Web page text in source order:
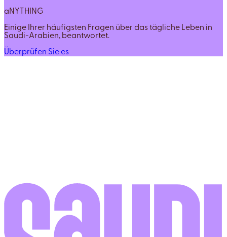
aNYTHING
Einige Ihrer häufigsten Fragen über das tägliche Leben in
Saudi-Arabien, beantwortet.
Überprüfen Sie es